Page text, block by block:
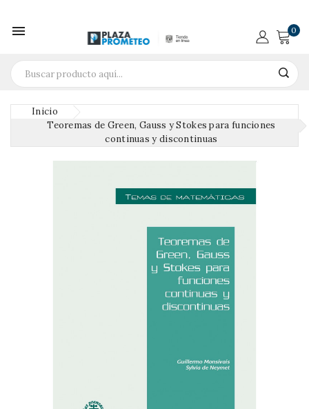
 0
Inicio
Teoremas de Green, Gauss y Stokes para funciones
continuas y discontinuas